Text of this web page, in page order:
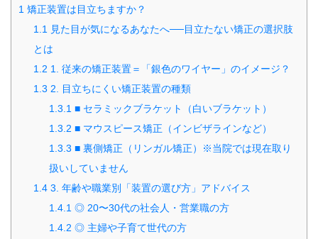
1 矯正装置は目立ちますか？
1.1
見た目が気になるあなたへ──目立たない矯正の選択肢
とは
1.2 1. 従来の矯正装置＝「銀色のワイヤー」のイメージ？
1.3 2. 目立ちにくい矯正装置の種類
1.3.1 ■ セラミックブラケット（白いブラケット）
1.3.2 ■ マウスピース矯正（インビザラインなど）
1.3.3 ■ 裏側矯正（リンガル矯正）※当院では現在取り
扱いしていません
1.4 3. 年齢や職業別「装置の選び方」アドバイス
1.4.1 ◎ 20〜30代の社会人・営業職の方
1.4.2 ◎ 主婦や子育て世代の方